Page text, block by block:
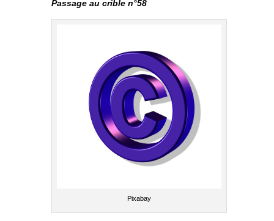
Passage au crible n°58
Pixabay